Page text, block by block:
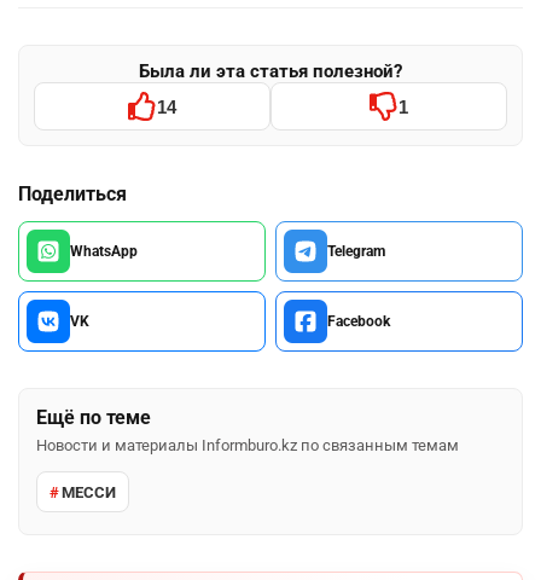
Была ли эта статья полезной?
14 1
Поделиться
WhatsApp Telegram
VK Facebook
Ещё по теме
Новости и материалы Informburo.kz по связанным темам
МЕССИ